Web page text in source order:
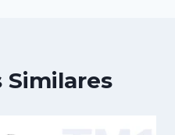
Similares